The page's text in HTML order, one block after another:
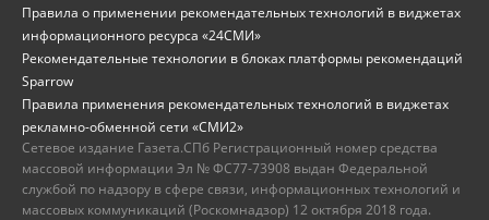
Правила о применении рекомендательных технологий в виджетах
информационного ресурса «24СМИ»
Рекомендательные технологии в блоках платформы рекомендаций
Sparrow
Правила применения рекомендательных технологий в виджетах
рекламно-обменной сети «СМИ2»
Сетевое издание Газета.СПб Регистрационный номер средства
массовой информации Эл № ФС77-73908 выдан Федеральной
службой по надзору в сфере связи, информационных технологий и
массовых коммуникаций (Роскомнадзор) 12 октября 2018 года.